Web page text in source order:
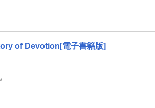
of Devotion[電子書籍版]